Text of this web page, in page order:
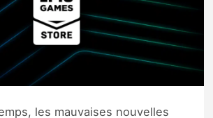
les mauvaises nouvelles